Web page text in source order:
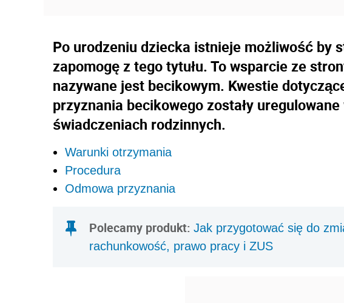
Po urodzeniu dziecka istnieje możliwość by
zapomogę z tego tytułu. To wsparcie ze
nazywane jest becikowym. Kwestie
przyznania becikowego zostały
świadczeniach rodzinnych.
Warunki otrzymania
Procedura
Odmowa przyznania
Polecamy produkt: Jak przygotować się do
rachunkowość, prawo pracy i ZUS